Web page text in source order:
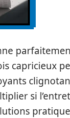
capricieux
si